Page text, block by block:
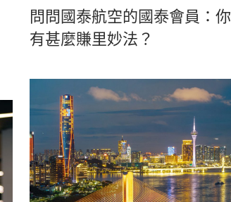
問問國泰航空的國泰會員：你
有甚麼賺里妙法？